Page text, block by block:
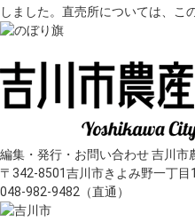
しました。直売所については、こ
編集・発行・お問い合わせ 吉川市
〒342-8501吉川市きよみ野一丁目
048-982-9482（直通）